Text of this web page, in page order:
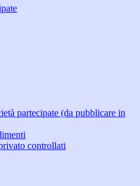
partecipate (da pubblicare in
controllati